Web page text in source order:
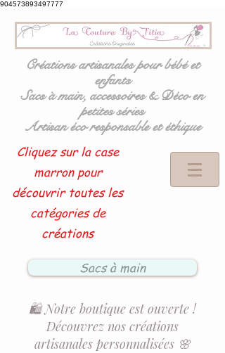
904573893497777
Créations artisanales pour bébé et
enfants
Sacs à main, accessoires & Déco en
petites séries
Artisan éco responsable et éthique
Cliquez sur la case
marron pour
découvrir toutes les
catégories de
créations
Sacs à main
🛍️ Notre boutique est ouverte !
Découvrez nos créations
artisanales personnalisées 🌸